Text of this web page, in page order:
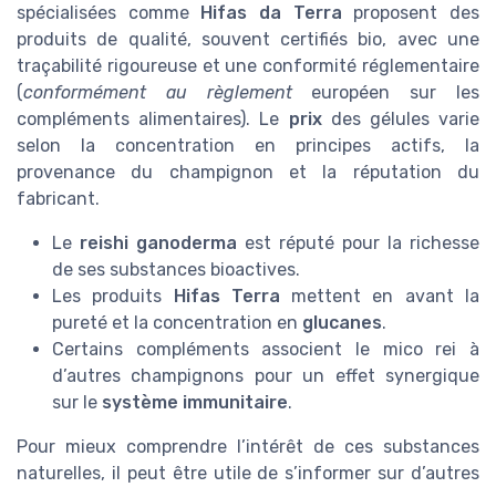
spécialisées comme Hifas da Terra proposent des
produits de qualité, souvent certifiés bio, avec une
traçabilité rigoureuse et une conformité réglementaire
(conformément au règlementeuropéen sur les
compléments alimentaires). Le prixdes gélules varie
selon la concentration en principes actifs, la
provenance du champignon et la réputation du
fabricant.
Le reishi ganoderma est réputé pour la richesse
de ses substances bioactives.
Les produits Hifas Terra mettent en avant la
pureté et la concentration en glucanes.
Certains compléments associent le mico rei à
d’autres champignons pour un effet synergique
sur le système immunitaire.
Pour mieux comprendre l’intérêt de ces substances
naturelles, il peut être utile de s’informer sur d’autres